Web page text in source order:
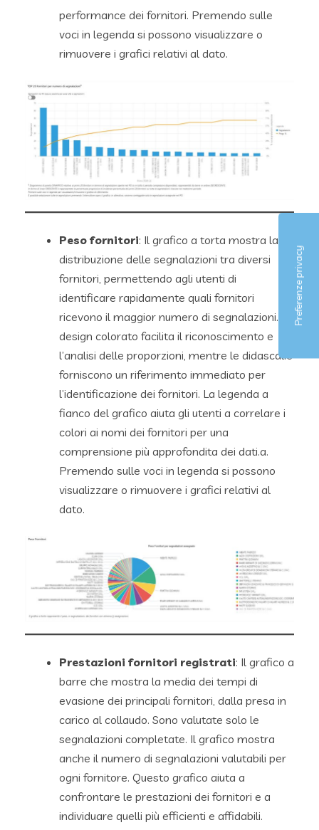
performance dei fornitori. Premendo sulle
voci in legenda si possono visualizzare o
rimuovere i grafici relativi al dato.
Peso fornitori: Il grafico a torta mostra la
distribuzione delle segnalazioni tra diversi
fornitori, permettendo agli utenti di
identificare rapidamente quali fornitori
ricevono il maggior numero di segnalazioni. Il
design colorato facilita il riconoscimento e
l’analisi delle proporzioni, mentre le didascalie
forniscono un riferimento immediato per
l’identificazione dei fornitori. La legenda a
fianco del grafico aiuta gli utenti a correlare i
colori ai nomi dei fornitori per una
comprensione più approfondita dei dati.a.
Premendo sulle voci in legenda si possono
visualizzare o rimuovere i grafici relativi al
dato.
Prestazioni fornitori registrati: Il grafico a
barre che mostra la media dei tempi di
evasione dei principali fornitori, dalla presa in
carico al collaudo. Sono valutate solo le
segnalazioni completate. Il grafico mostra
anche il numero di segnalazioni valutabili per
ogni fornitore. Questo grafico aiuta a
confrontare le prestazioni dei fornitori e a
individuare quelli più efficienti e affidabili.